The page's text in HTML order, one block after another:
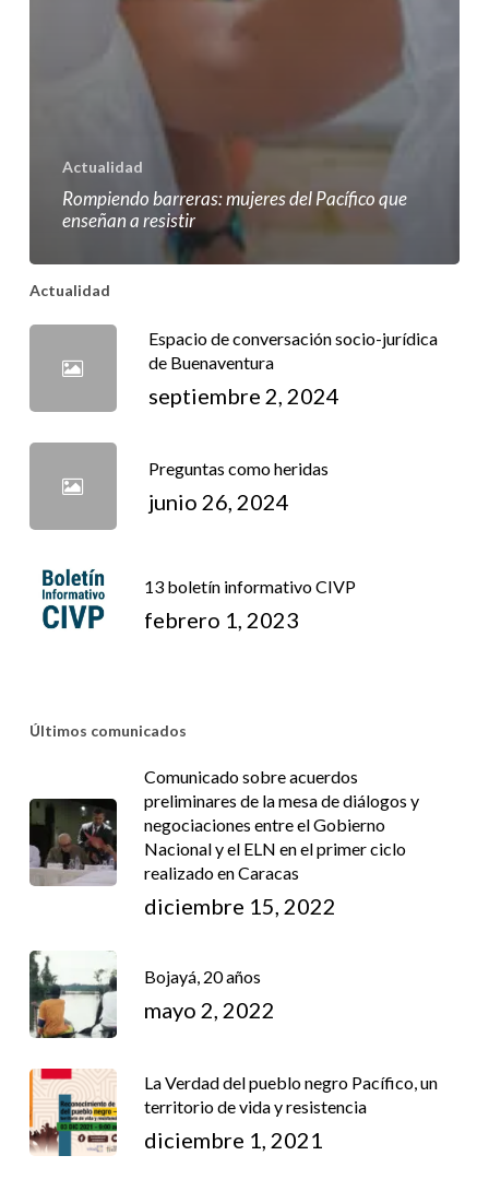
Actualidad
Rompiendo barreras: mujeres del Pacífico que
enseñan a resistir
Actualidad
Espacio de conversación socio-jurídica
de Buenaventura
septiembre 2, 2024
Preguntas como heridas
junio 26, 2024
13 boletín informativo CIVP
febrero 1, 2023
Últimos comunicados
Comunicado sobre acuerdos
preliminares de la mesa de diálogos y
negociaciones entre el Gobierno
Nacional y el ELN en el primer ciclo
realizado en Caracas
diciembre 15, 2022
Bojayá, 20 años
mayo 2, 2022
La Verdad del pueblo negro Pacífico, un
territorio de vida y resistencia
diciembre 1, 2021